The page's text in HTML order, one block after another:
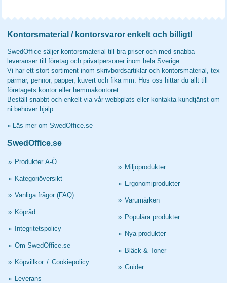
Kontorsmaterial / kontorsvaror enkelt och billigt!
SwedOffice säljer kontorsmaterial till bra priser och med snabba
leveranser till företag och privatpersoner inom hela Sverige.
Vi har ett stort sortiment inom skrivbordsartiklar och kontorsmaterial, tex
pärmar, pennor, papper, kuvert och fika mm. Hos oss hittar du allt till
företagets kontor eller hemmakontoret.
Beställ snabbt och enkelt via vår webbplats eller kontakta kundtjänst om
ni behöver hjälp.
» Läs mer om SwedOffice.se
SwedOffice.se
» Produkter A-Ö
» Kategoriöversikt
» Vanliga frågor (FAQ)
» Köpråd
» Integritetspolicy
» Om SwedOffice.se
» Köpvillkor / Cookiepolicy
» Leverans
» Miljöprodukter
» Ergonomiprodukter
» Varumärken
» Populära produkter
» Nya produkter
» Bläck & Toner
» Guider